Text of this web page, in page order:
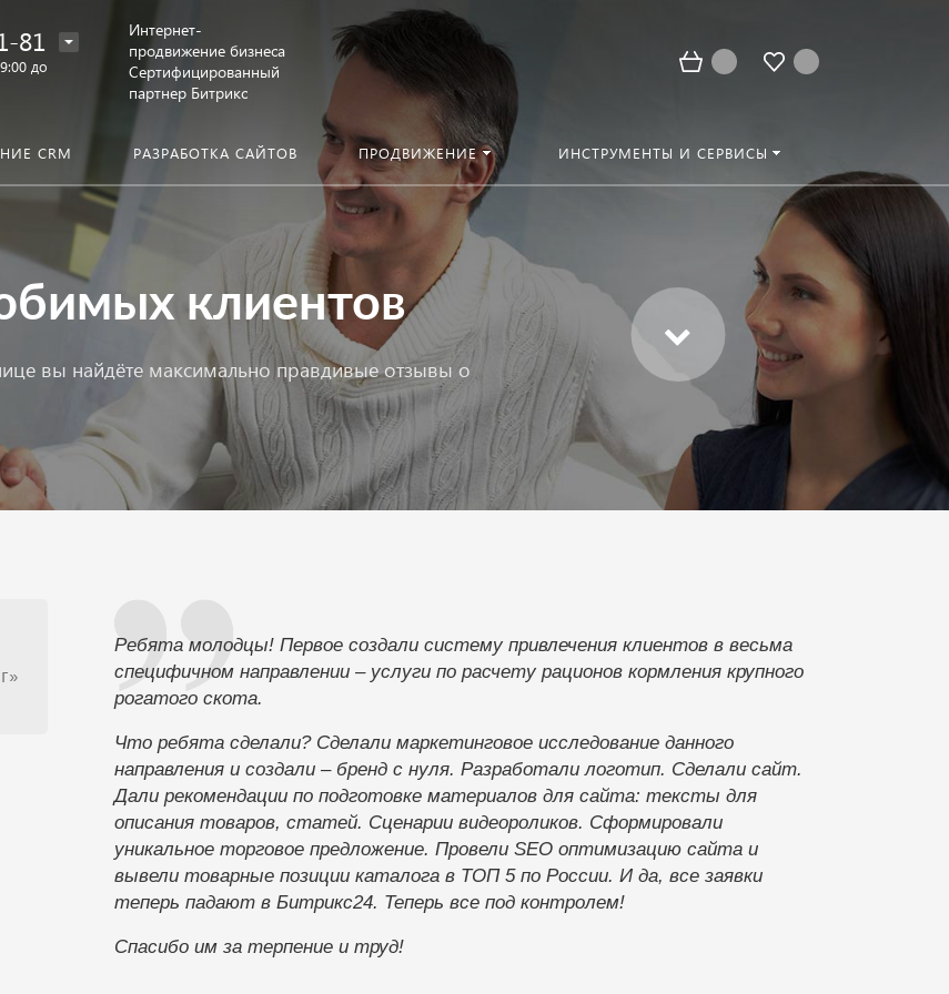
81
до
Интернет-
продвижение бизнеса
Сертифицированный
партнер Битрикс
CRM РАЗРАБОТКА САЙТОВ ПРОДВИЖЕНИЕ ИНСТРУМЕНТЫ И СЕРВИСЫ
клиентов
вы найдёте максимально правдивые отзывы о
Ребята молодцы! Первое создали систему привлечения клиентов в весьма
специфичном направлении – услуги по расчету рационов кормления крупного
рогатого скота.
Что ребята сделали? Сделали маркетинговое исследование данного
направления и создали – бренд с нуля. Разработали логотип. Сделали сайт.
Дали рекомендации по подготовке материалов для сайта: тексты для
описания товаров, статей. Сценарии видеороликов. Сформировали
уникальное торговое предложение. Провели SEO оптимизацию сайта и
вывели товарные позиции каталога в ТОП 5 по России. И да, все заявки
теперь падают в Битрикс24. Теперь все под контролем!
Спасибо им за терпение и труд!